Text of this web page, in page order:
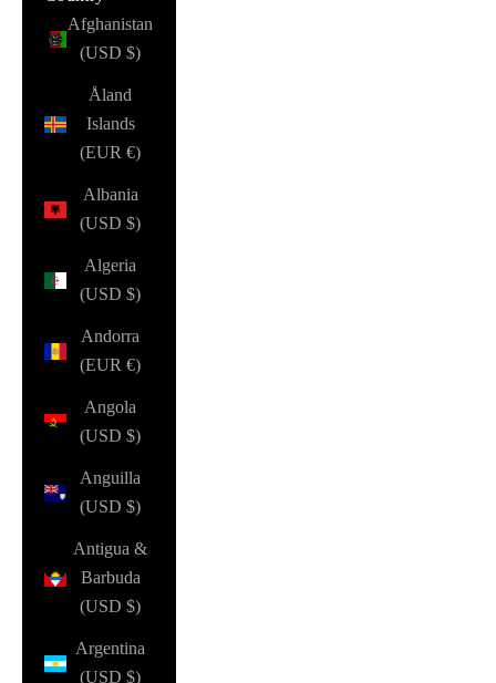
Afghanistan
(USD $)
Åland
Islands
(EUR €)
Albania
(USD $)
Algeria
(USD $)
Andorra
(EUR €)
Angola
(USD $)
Anguilla
(USD $)
Antigua &
Barbuda
(USD $)
Argentina
(USD $)